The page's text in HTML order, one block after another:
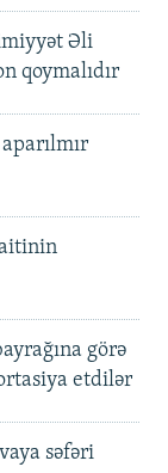
Əli
qoymalıdır
görə
etdilər
səfəri